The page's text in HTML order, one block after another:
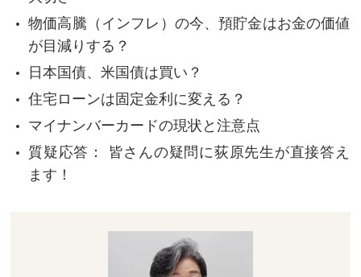
物価高騰（インフレ）の今、預貯金はお金の価値
が目減りする？
日本国債、米国債は買い？
住宅ローンは固定金利に変える？
マイナンバーカードの現状と注意点
質疑応答： 皆さんの疑問に荻原先生が直接答え
ます！